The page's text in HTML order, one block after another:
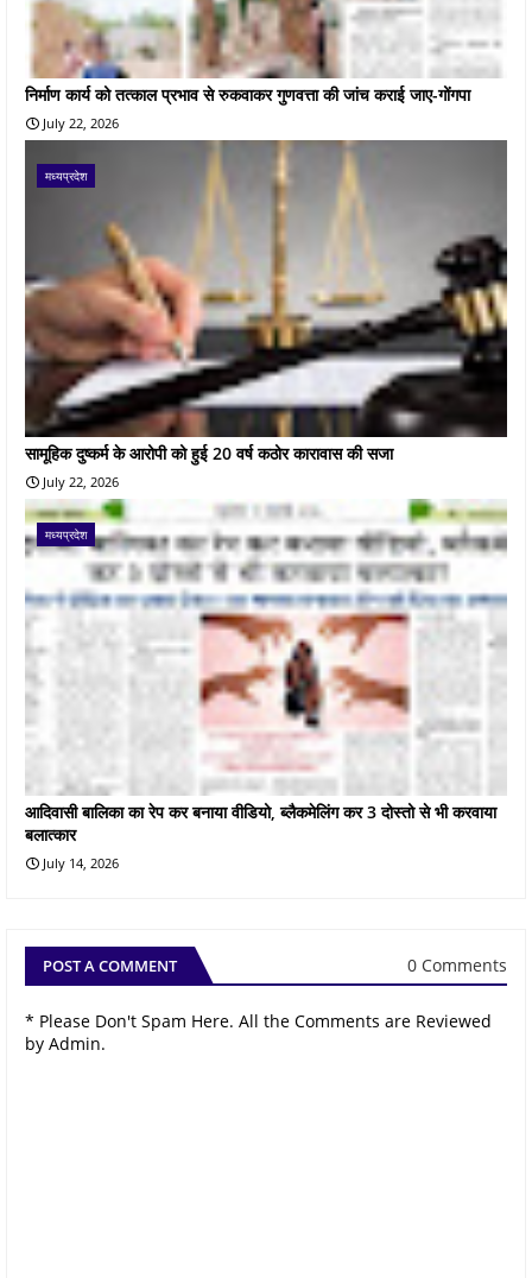
निर्माण कार्य को तत्काल प्रभाव से रुकवाकर गुणवत्ता की जांच कराई जाए-गोंगपा
July 22, 2026
मध्यप्रदेश
सामूहिक दुष्कर्म के आरोपी को हुई 20 वर्ष कठोर कारावास की सजा
July 22, 2026
मध्यप्रदेश
आदिवासी बालिका का रेप कर बनाया वीडियो, ब्लैकमेलिंग कर 3 दोस्तो से भी करवाया
बलात्कार
July 14, 2026
POST A COMMENT 0 Comments
* Please Don't Spam Here. All the Comments are Reviewed
by Admin.